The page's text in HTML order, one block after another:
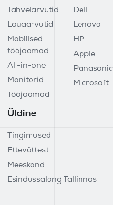
Tahvelarvutid
Lauaarvutid
Mobiilsed
tööjaamad
All-in-one
Monitorid
Tööjaamad
Dell
Lenovo
HP
Apple
Panasonic
Microsoft
Üldine
Tingimused
Ettevõttest
Meeskond
Esindussalong Tallinnas